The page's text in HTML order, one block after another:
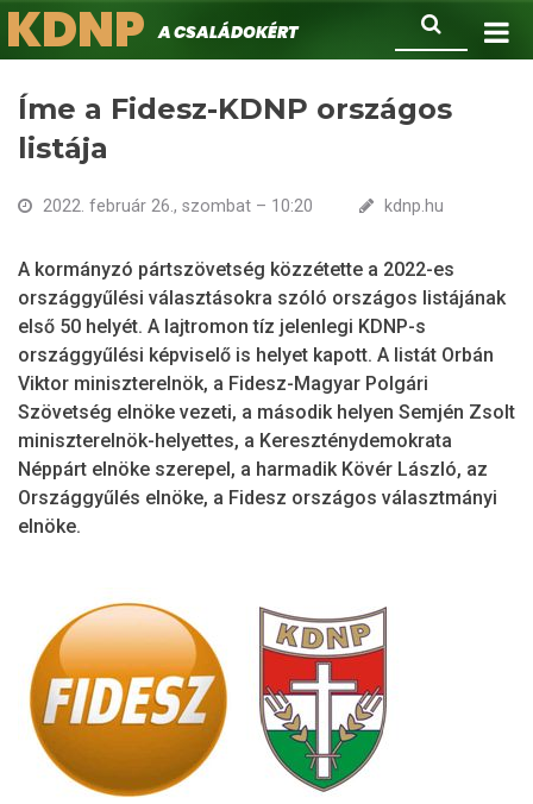
Ugrás
a
Keresés
KDNPA családokért.
Íme a Fidesz-KDNP országos
listája
2022. február 26., szombat – 10:20 kdnp.hu
A kormányzó pártszövetség közzétette a 2022-es
országgyűlési választásokra szóló országos listájának
első 50 helyét. A lajtromon tíz jelenlegi KDNP-s
országgyűlési képviselő is helyet kapott. A listát Orbán
Viktor miniszterelnök, a Fidesz-Magyar Polgári
Szövetség elnöke vezeti, a második helyen Semjén Zsolt
miniszterelnök-helyettes, a Kereszténydemokrata
Néppárt elnöke szerepel, a harmadik Kövér László, az
Országgyűlés elnöke, a Fidesz országos választmányi
elnöke.